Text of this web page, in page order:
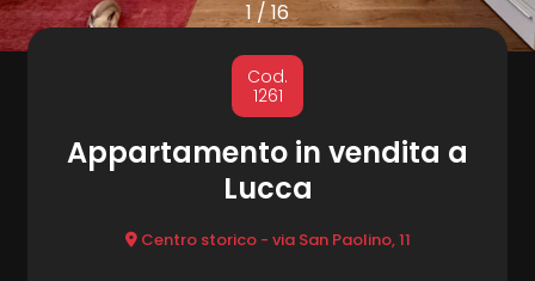
1 / 16
Cod.
1261
Appartamento in vendita a
Lucca
Centro storico - via San Paolino, 11
CONTATTI
Comune